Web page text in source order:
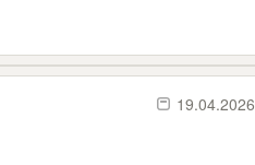
19.04.2026